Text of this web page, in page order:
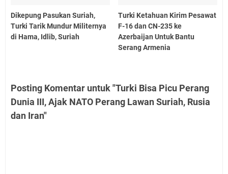
Dikepung Pasukan Suriah,
Turki Tarik Mundur Militernya
di Hama, Idlib, Suriah
Turki Ketahuan Kirim Pesawat
F-16 dan CN-235 ke
Azerbaijan Untuk Bantu
Serang Armenia
Posting Komentar untuk "Turki Bisa Picu Perang
Dunia III, Ajak NATO Perang Lawan Suriah, Rusia
dan Iran"